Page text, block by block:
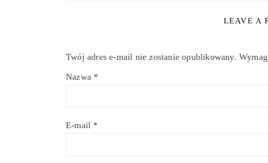
LEAVE A
Twój adres e-mail nie zostanie opublikowany.
Nazwa *
E-mail *